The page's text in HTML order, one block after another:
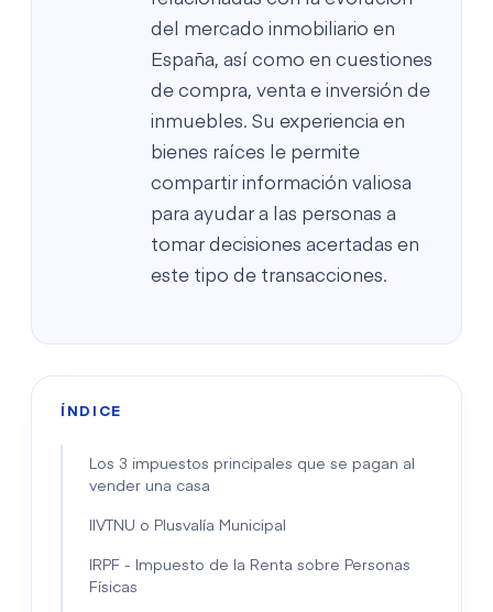
del mercado inmobiliario en
España, así como en cuestiones
de compra, venta e inversión de
inmuebles. Su experiencia en
bienes raíces le permite
compartir información valiosa
para ayudar a las personas a
tomar decisiones acertadas en
este tipo de transacciones.
ÍNDICE
Los 3 impuestos principales que se pagan al
vender una casa
IIVTNU o Plusvalía Municipal
IRPF - Impuesto de la Renta sobre Personas
Físicas